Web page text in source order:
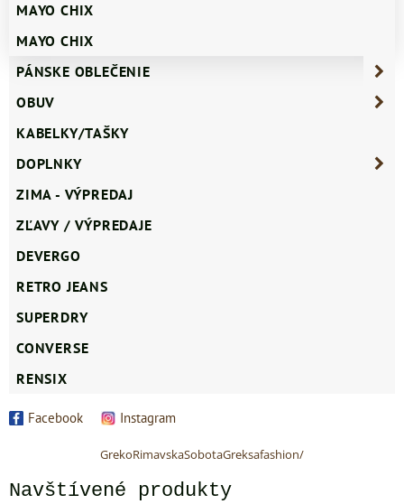
MAYO CHIX
MAYO CHIX
PÁNSKE OBLEČENIE
OBUV
KABELKY/TAŠKY
DOPLNKY
ZIMA - VÝPREDAJ
ZĽAVY / VÝPREDAJE
DEVERGO
RETRO JEANS
SUPERDRY
CONVERSE
RENSIX
Facebook Instagram
GrekoRimavskaSobotaGreksafashion/
Navštívené produkty